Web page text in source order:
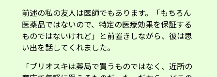
前述の私の友人は医師でもあります。「もちろん
医薬品ではないので、特定の医療効果を保証する
ものではないけれど」と前置きしながら、彼は思
い出を話してくれました。
「ブリオスキは薬局で買うものではなく、近所の